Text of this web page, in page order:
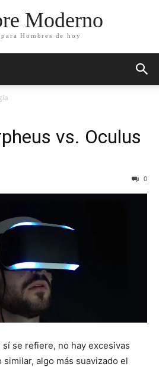
Moderno
para Hombres de hoy
vs. Oculus
0
sí se refiere, no hay excesivas
algo más suavizado el